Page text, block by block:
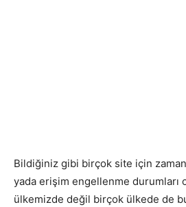
Bildiğiniz gibi birçok site için
yada erişim engellenme durumları
ülkemizde değil birçok ülkede de